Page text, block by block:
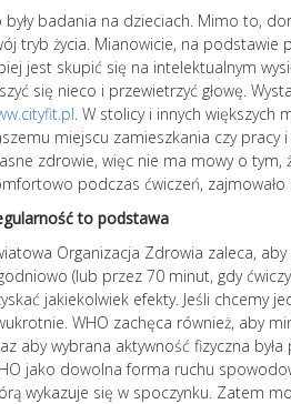
były badania na dzieciach. Mimo to,
tryb życia. Mianowicie, na
jest skupić się na intelektualnym
się nieco i przewietrzyć głowę.
. W stolicy i innych
miejscu zamieszkania czy
zdrowie, więc nie ma mowy o
podczas ćwiczeń,
to podstawa
Organizacja Zdrowia zaleca,
(lub przez 70 minut, gdy
jakiekolwiek efekty. Jeśli chcemy
WHO zachęca również, aby
aby wybrana aktywność fizyczna
jako dowolna forma ruchu
wykazuje się w spoczynku. Zatem